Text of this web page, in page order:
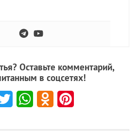
Оставьте комментарий,
в соцсетях!
Twitter WhatsAppOdnoklassniki